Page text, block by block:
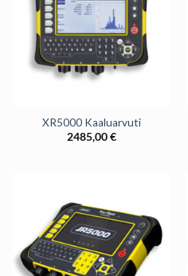
XR5000 Kaaluarvuti
2485,00€